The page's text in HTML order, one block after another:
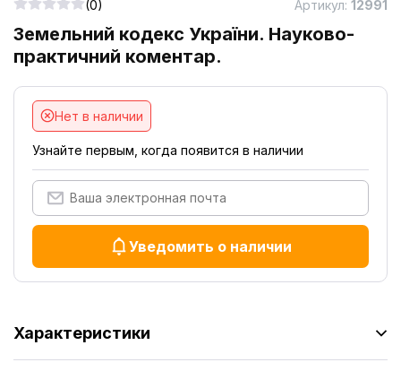
Земельний кодекс України. Науково-
практичний коментар.
(0) Артикул: 12991
Нет в наличии
Узнайте первым, когда появится в наличии
Уведомить о наличии
Характеристики